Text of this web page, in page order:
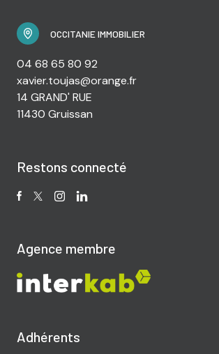
OCCITANIE IMMOBILIER
04 68 65 80 92
xavier.toujas@orange.fr
14 GRAND' RUE
11430 Gruissan
Restons connecté
Agence membre
Adhérents